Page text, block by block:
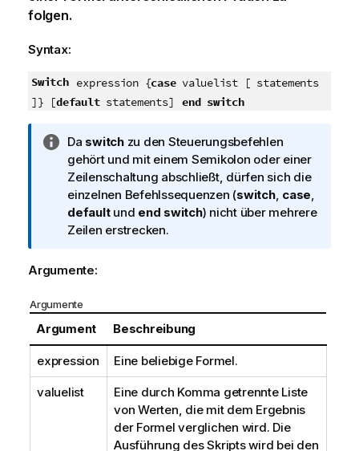
folgen.
Syntax:
Switch expression {casevaluelist [ statements
]} [defaultstatements] end switch
I
n
f
o
r
m
t
o
n
s
n
Da switchzu den Steuerungsbefehlen
gehört und mit einem Semikolon oder einer
Zeilenschaltung abschließt, dürfen sich die
einzelnen Befehlssequenzen (switch, case,
defaultund end switch) nicht über mehrere
Zeilen erstrecken.
Argumente:
Argumente
Argument Beschreibung
expression Eine beliebige Formel.
valuelist
Eine durch Komma getrennte Liste
von Werten, die mit dem Ergebnis
der Formel verglichen wird. Die
Ausführung des Skripts wird bei den